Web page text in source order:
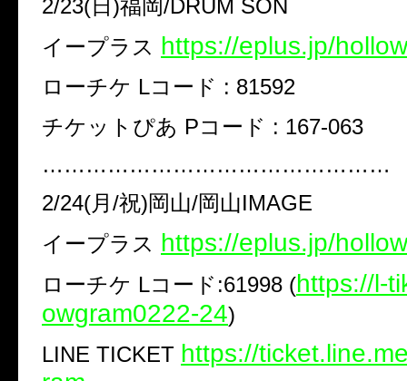
2/23(日)福岡/DRUM SON
イープラス https://eplus.jp/
ローチケ Lコード : 81592
チケットぴあ Pコード : 167-063
…………………………………………
2/24(月/祝)岡山/岡山IMAGE
イープラス https://eplus.jp/
ローチケ Lコード:61998 (https://l-
owgram0222-24)
LINE TICKET https://